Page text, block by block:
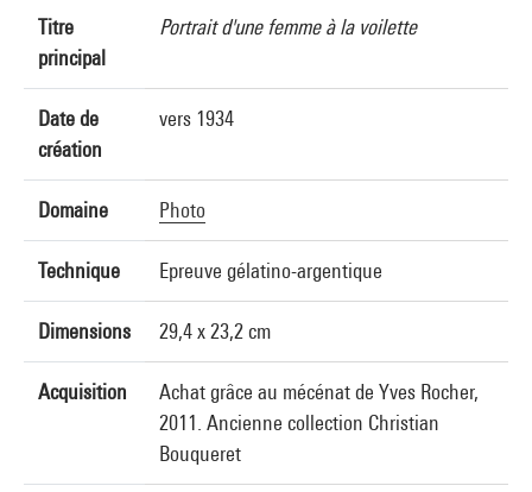
Titre
principal
Portrait d'une femme à la voilette
Date de
création
vers 1934
Domaine Photo
Technique Epreuve gélatino-argentique
Dimensions 29,4 x 23,2 cm
Acquisition
Achat grâce au mécénat de Yves Rocher,
2011. Ancienne collection Christian
Bouqueret